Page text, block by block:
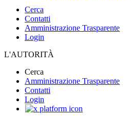
Cerca
Contatti
Amministrazione Trasparente
Login
L'AUTORITÀ
Cerca
Amministrazione Trasparente
Contatti
Login